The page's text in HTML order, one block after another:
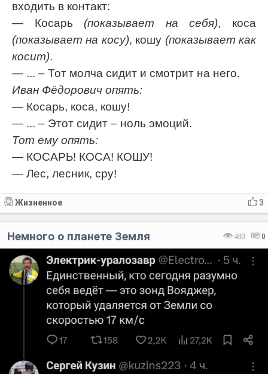
входить в контакт:
— Косарь (показывает на себя), коса
(показывает на косу), кошу (показывает как
косит).
— ... – Тот молча сидит и смотрит на него.
Иван Фёдорович опять:
— Косарь, коса, кошу!
— ... – Этот сидит – ноль эмоций.
Тот ему опять:
— КОСАРЬ! КОСА! КОШУ!
— Лес, лесник, сру!
3
Жизненное
493 0
Немного о планете Земля